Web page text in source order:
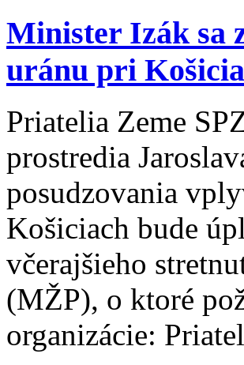
Minister Izák sa
uránu pri
Priatelia Zeme
prostredia
posudzovania
Košiciach bude
včerajšieho
(MŽP), o ktoré
organizácie: